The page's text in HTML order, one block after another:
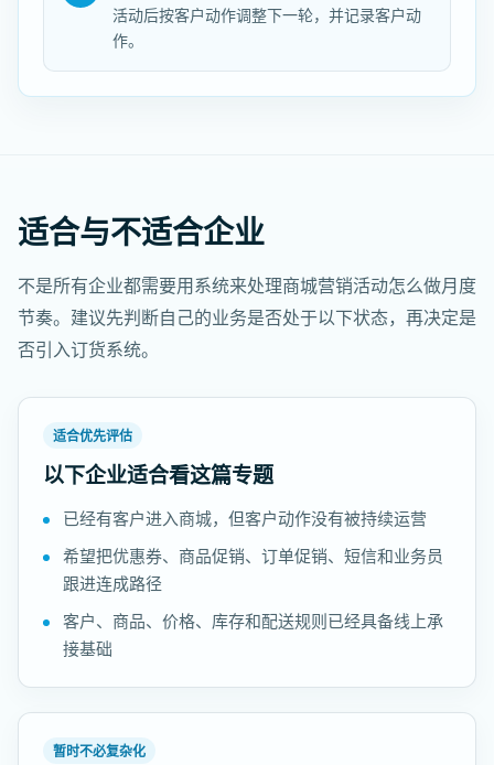
活动后按客户动作调整下一轮，并记录客户动
作。
适合与不适合企业
不是所有企业都需要用系统来处理商城营销活动怎么做月度
节奏。建议先判断自己的业务是否处于以下状态，再决定是
否引入订货系统。
适合优先评估
以下企业适合看这篇专题
已经有客户进入商城，但客户动作没有被持续运营
希望把优惠券、商品促销、订单促销、短信和业务员
跟进连成路径
客户、商品、价格、库存和配送规则已经具备线上承
接基础
暂时不必复杂化